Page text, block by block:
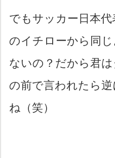
でもサッカー日本
のイチローから同
ないの？だから君
の前で言われたら
ね（笑）